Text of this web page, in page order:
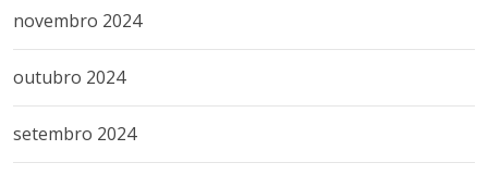
novembro 2024
outubro 2024
setembro 2024